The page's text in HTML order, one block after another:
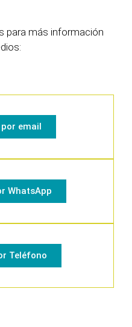
para más información
email
WhatsApp
Teléfono